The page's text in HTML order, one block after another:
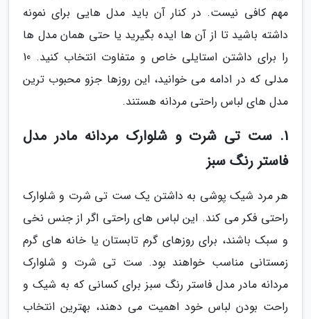
مهم کافی نیست. در کنار آن باید مدل هایی برای نمونه
داشته باشید تا از آن ها ایده بگیرید یا حتی همان مدل ها
را برای داشتن استایلی خاص و متفاوت انتخاب کنید. 10
مدلی که در ادامه می خوانید، این روزها جزو محبوب ترین
مدل های لباس راحتی مردانه هستند.
1. ست تی شرت و شلوارک مردانه مادر مدل
فاستر رنگ سبز
هر مرد شیک پوشی به داشتن یک ست تی شرت و شلوارک
راحتی فکر می کند. این لباس های راحتی اگر از جنس نخی
و سبک باشند، برای روزهای گرم تابستان یا خانه های گرم
زمستانی مناسب خواهند بود. ست تی شرت و شلوارک
مردانه مادر مدل فاستر رنگ سبز برای کسانی که به شیک و
راحت بودن لباس خود اهمیت می دهند، بهترین انتخاب